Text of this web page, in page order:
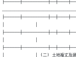
│            │
│            │
│            │ (二) 土地複丈